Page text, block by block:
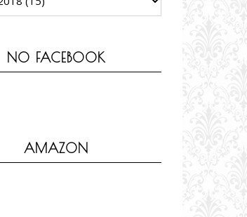
NO FACEBOOK
AMAZON